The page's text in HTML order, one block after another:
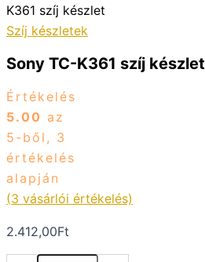
K361 szíj készlet
Szíj készletek
Sony TC-K361 szíj készlet
Értékelés
5.00 az
5-ből, 3
értékelés
alapján
(3 vásárlói értékelés)
2.412,00Ft